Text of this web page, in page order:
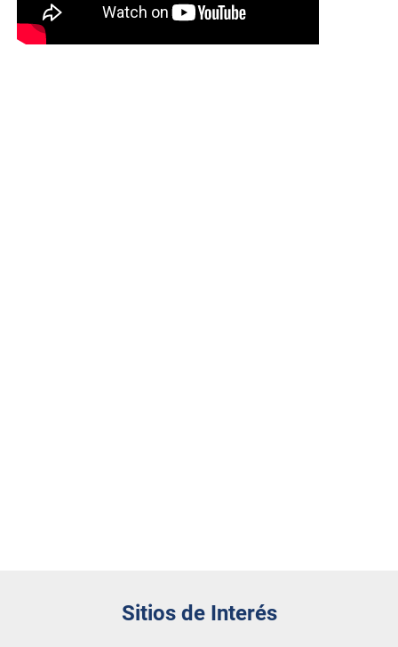
Sitios de Interés